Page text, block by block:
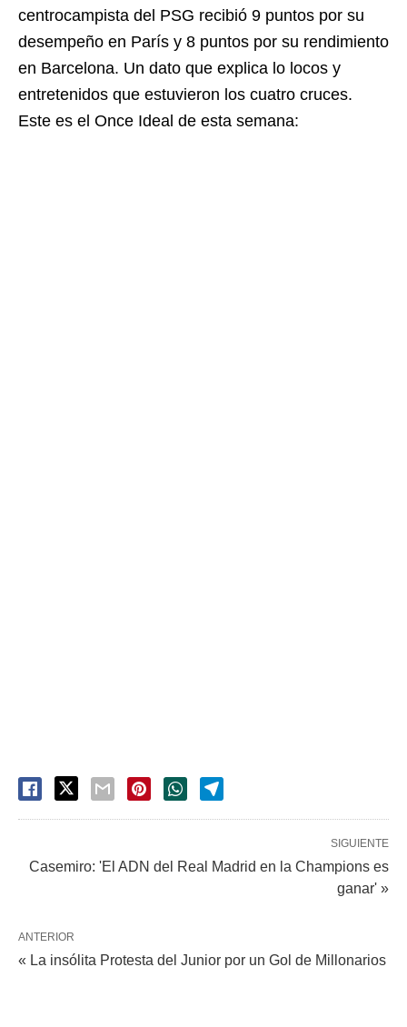
centrocampista del PSG recibió 9 puntos por su
desempeño en París y 8 puntos por su rendimiento
en Barcelona. Un dato que explica lo locos y
entretenidos que estuvieron los cuatro cruces.
Este es el Once Ideal de esta semana:
SIGUIENTE
Casemiro: 'El ADN del Real Madrid en la Champions es
ganar' »
ANTERIOR
« La insólita Protesta del Junior por un Gol de Millonarios